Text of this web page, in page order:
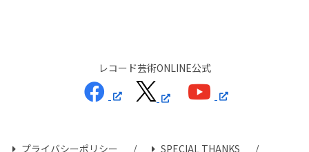
レコード芸術ONLINE公式
プライバシーポリシー SPECIAL THANKS